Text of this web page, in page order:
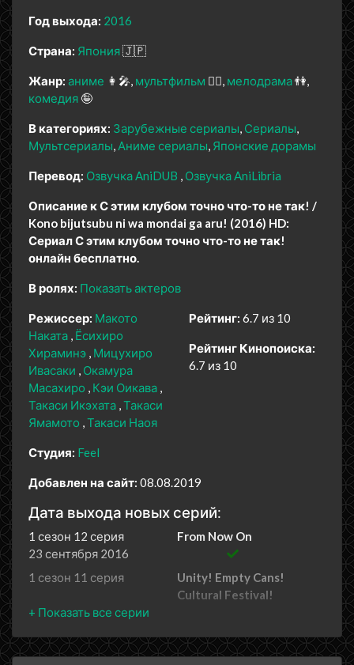
Год выхода: 2016
Страна: Япония🇯🇵
Жанр: аниме 👩‍🎤 мультфильм 🧚‍♀️ мелодрама👫
комедия 🤪
В категориях: Зарубежные сериалы Сериалы
Мультсериалы Аниме сериалы Японские дорамы
Перевод: Озвучка AniDUB Озвучка AniLibria
Описание к С этим клубом точно что-то не так! /
Kono bijutsubu ni wa mondai ga aru! (2016) HD:
Сериал С этим клубом точно что-то не так!
онлайн бесплатно.
В ролях: Показать актеров
Режиссер: Макото
Наката Ёсихиро
Хираминэ Мицухиро
Ивасаки
Окамура
Масахиро
Кэи Оикава
Такаси Икэхата Такаси
Ямамото Такаси Наоя
Студия: Feel
Рейтинг: 6.7 из 10
Рейтинг Кинопоиска:
6.7 из 10
Добавлен на сайт: 08.08.2019
Дата выхода новых серий:
1 сезон 12 серия
From Now On
23 сентября 2016
1 сезон 11 серия
Unity! Empty Cans!
Cultural Festival!
16 сентября 2016
1 сезон 10 серия
Nostalgic Tako Is
Blue/Usami Cram